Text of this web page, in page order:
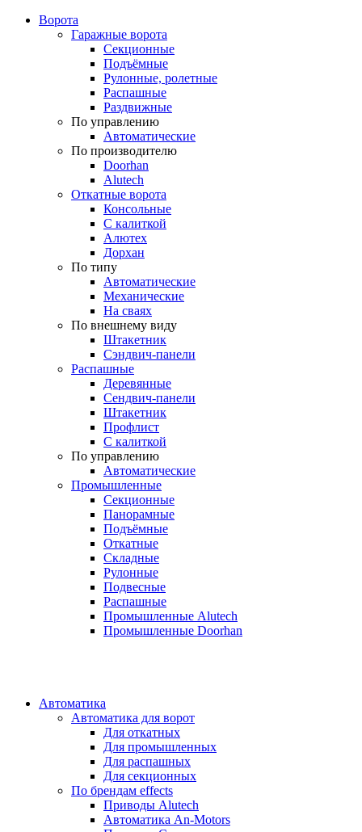
Ворота
Гаражные ворота
Секционные
Подъёмные
Рулонные, ролетные
Распашные
Раздвижные
По управлению
Автоматические
По производителю
Doorhan
Alutech
Откатные ворота
Консольные
С калиткой
Алютех
Дорхан
По типу
Автоматические
Механические
На сваях
По внешнему виду
Штакетник
Сэндвич-панели
Распашные
Деревянные
Сендвич-панели
Штакетник
Профлист
С калиткой
По управлению
Автоматические
Промышленные
Секционные
Панорамные
Подъёмные
Откатные
Складные
Рулонные
Подвесные
Распашные
Промышленные Alutech
Промышленные Doorhan
Автоматика
Автоматика для ворот
Для откатных
Для промышленных
Для распашных
Для секционных
По брендам effects
Приводы Alutech
Автоматика An-Motors